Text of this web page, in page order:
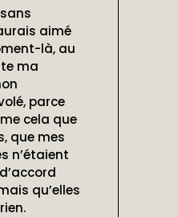
aimé
là, au
ma
parce
cela que
que mes
n’étaient
qu’elles